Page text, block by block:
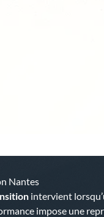
Nantes
intervient
impose une